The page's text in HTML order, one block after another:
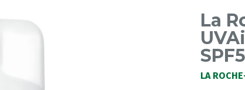
La
LA